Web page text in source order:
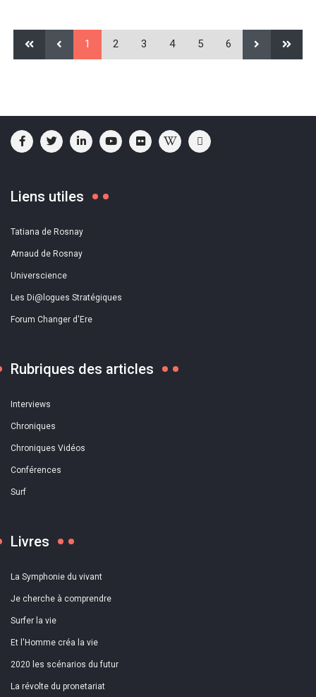
1 2 3 4 5 6
Liens utiles
Tatiana de Rosnay
Arnaud de Rosnay
Universcience
Les Di@logues Stratégiques
Forum Changer d'Ere
Rubriques des articles
Interviews
Chroniques
Chroniques Vidéos
Conférences
Surf
Livres
La Symphonie du vivant
Je cherche à comprendre
Surfer la vie
Et l'Homme créa la vie
2020 les scénarios du futur
La révolte du pronetariat